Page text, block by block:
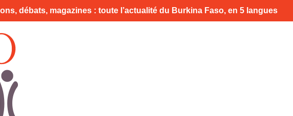
débats, magazines : toute l’actualité du Burkina Faso, en 5 langues